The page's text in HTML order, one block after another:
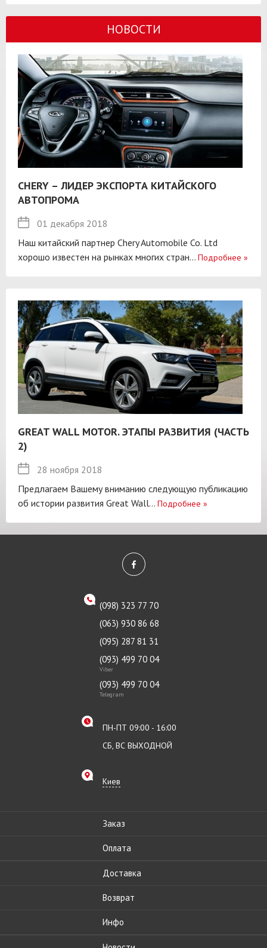
НОВОСТИ
CHERY – ЛИДЕР ЭКСПОРТА КИТАЙСКОГО
АВТОПРОМА
01 декабря 2018
Наш китайский партнер Chery Automobile Co. Ltd
хорошо известен на рынках многих стран... Подробнее »
GREAT WALL MOTOR. ЭТАПЫ РАЗВИТИЯ (ЧАСТЬ
2)
28 ноября 2018
Предлагаем Вашему вниманию следующую публикацию
об истории развития Great Wall... Подробнее »
(098) 323 77 70
(063) 930 86 68
(095) 287 81 31
(093) 499 70 04
Viber
(093) 499 70 04
Telegram
ПН-ПТ 09:00 - 16:00
СБ, ВС ВЫХОДНОЙ
Киев
Заказ
Оплата
Доставка
Возврат
Инфо